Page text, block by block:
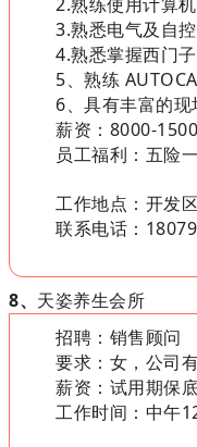
3.熟悉电气及自
4.熟悉掌握西门
5、熟练
6、具有丰富的现
薪资：8000-
员工福利：五险
工作地点：开发
联系电话：
8、 天姿养生会所
招聘：销售顾问
要求：女，公司
薪资： 试用期保
工作时间：中午